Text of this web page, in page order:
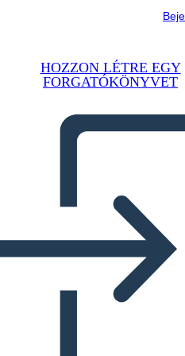
HOZZON LÉTRE EGY
FORGATÓKÖNYVET
Задачи 1